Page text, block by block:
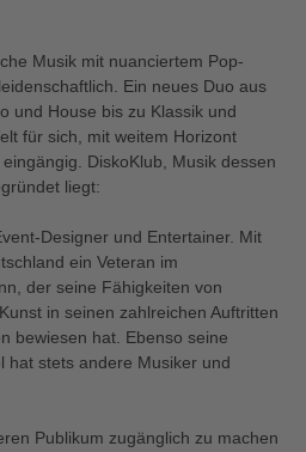
Musik mit nuanciertem Pop-
Ein neues Duo aus
und House bis zu Klassik und
für sich, mit weitem Horizont
DiskoKlub, Musik dessen
liegt:
Designer und Entertainer. Mit
ein Veteran im
der seine Fähigkeiten von
in seinen zahlreichen Auftritten
bewiesen hat. Ebenso seine
hat stets andere Musiker und
Publikum zugänglich zu machen